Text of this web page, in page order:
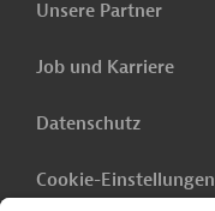
Unsere Partner
Job und Karriere
Datenschutz
Cookie-Einstellungen